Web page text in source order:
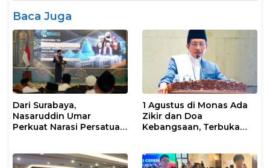
Baca Juga
Dari Surabaya,
Nasaruddin Umar
Perkuat Narasi Persatuan
1 Agustus di Monas Ada
Zikir dan Doa
Kebangsaan, Terbuka